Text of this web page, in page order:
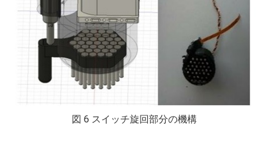
図 6 スイッチ旋回部分の機構